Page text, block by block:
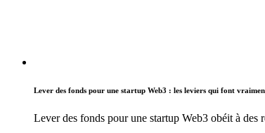
Lever des fonds pour une startup Web3 : les leviers qui font
Lever des fonds pour une startup Web3 obéit à des